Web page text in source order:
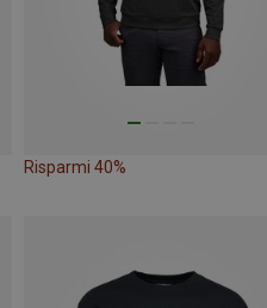
Risparmi 40%